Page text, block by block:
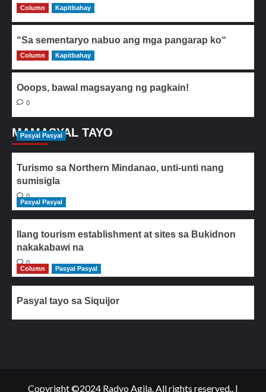
0
Column Kapitbahay
“Sa sementaryo nabuo ang mga pangarap ko“
0
Column Kapitbahay
Ooops, bawal magsayang ng pagkain!
0
MAMASYAL TAYO
Pasyal Pasyal
Turismo sa Northern Mindanao, unti-unti nang
sumisigla
0
Pasyal Pasyal
Ilang tourism establishment at sites sa Bukidnon
nakakabawi na
0
Column
Pasyal Pasyal
Pasyal tayo sa Siquijor
Copyright ©2024 Radyo Agila. All rights reserved.. |